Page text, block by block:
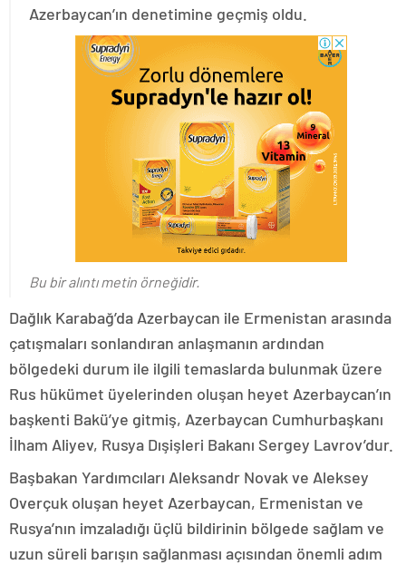
Azerbaycan’ın denetimine geçmiş oldu.
Bu bir alıntı metin örneğidir.
Dağlık Karabağ’da Azerbaycan ile Ermenistan arasında
çatışmaları sonlandıran anlaşmanın ardından
bölgedeki durum ile ilgili temaslarda bulunmak üzere
Rus hükümet üyelerinden oluşan heyet Azerbaycan’ın
başkenti Bakü’ye gitmiş, Azerbaycan Cumhurbaşkanı
İlham Aliyev, Rusya Dışişleri Bakanı Sergey Lavrov’dur.
Başbakan Yardımcıları Aleksandr Novak ve Aleksey
Overçuk oluşan heyet Azerbaycan, Ermenistan ve
Rusya’nın imzaladığı üçlü bildirinin bölgede sağlam ve
uzun süreli barışın sağlanması açısından önemli adım